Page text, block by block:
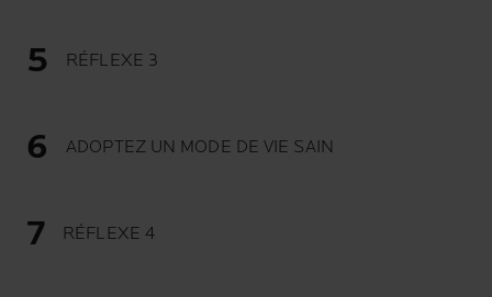
RÉFLEXE 3
ADOPTEZ UN MODE DE VIE SAIN
RÉFLEXE 4